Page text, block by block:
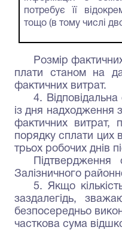
потребує її
тощо (в тому числі
Розмір
плати станом на
фактичних витрат.
4.
із дня надходження
фактичних витрат,
порядку сплати цих
трьох робочих днів
Залізничного
5. Якщо
заздалегідь,
безпосередньо
часткова сума